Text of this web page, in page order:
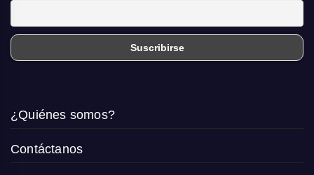
¿Quiénes somos?
Contáctanos